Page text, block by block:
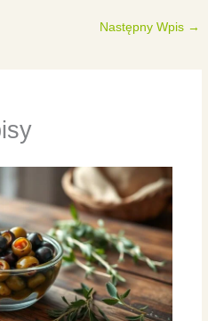
Następny Wpis →